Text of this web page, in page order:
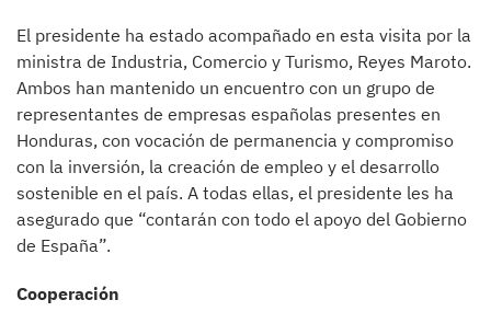
El presidente ha estado acompañado en esta visita por la
ministra de Industria, Comercio y Turismo, Reyes Maroto.
Ambos han mantenido un encuentro con un grupo de
representantes de empresas españolas presentes en
Honduras, con vocación de permanencia y compromiso
con la inversión, la creación de empleo y el desarrollo
sostenible en el país. A todas ellas, el presidente les ha
asegurado que “contarán con todo el apoyo del Gobierno
de España”.
Cooperación